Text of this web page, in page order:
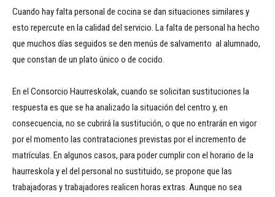
Cuando hay falta personal de cocina se dan situaciones similares y
esto repercute en la calidad del servicio. La falta de personal ha hecho
que muchos días seguidos se den menús de salvamento al alumnado,
que constan de un plato único o de cocido.
En el Consorcio Haurreskolak, cuando se solicitan sustituciones la
respuesta es que se ha analizado la situación del centro y, en
consecuencia, no se cubrirá la sustitución, o que no entrarán en vigor
por el momento las contrataciones previstas por el incremento de
matrículas. En algunos casos, para poder cumplir con el horario de la
haurreskola y el del personal no sustituido, se propone que las
trabajadoras y trabajadores realicen horas extras. Aunque no sea